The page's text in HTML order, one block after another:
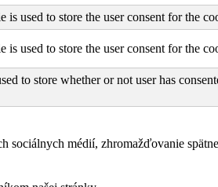
used to store the user consent for the
used to store the user consent for the
to store whether or not user has
médií, zhromažďovanie